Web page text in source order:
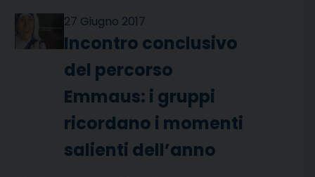
27 Giugno 2017
Incontro conclusivo
del percorso
Emmaus: i gruppi
ricordano i momenti
salienti dell’anno